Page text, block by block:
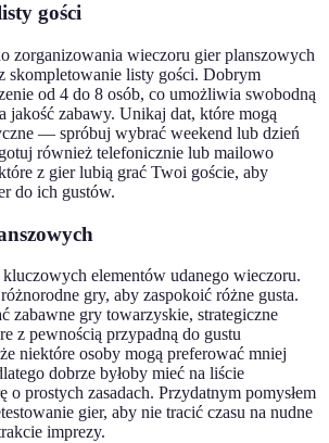
gości
zorganizowania wieczoru gier planszowych
skompletowanie listy gości. Dobrym
od 4 do 8 osób, co umożliwia swobodną
jakość zabawy. Unikaj dat, które mogą
— spróbuj wybrać weekend lub dzień
również telefonicznie lub mailowo
z gier lubią grać Twoi goście, aby
do ich gustów.
elementów udanego wieczoru.
gry, aby zaspokoić różne gusta.
zabawne gry towarzyskie, strategiczne
z pewnością przypadną do gustu
niektóre osoby mogą preferować mniej
dobrze byłoby mieć na liście
o prostych zasadach. Przydatnym pomysłem
gier, aby nie tracić czasu na nudne
imprezy.